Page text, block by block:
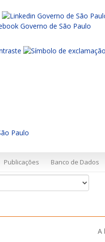
Publicações Banco de Dados
A